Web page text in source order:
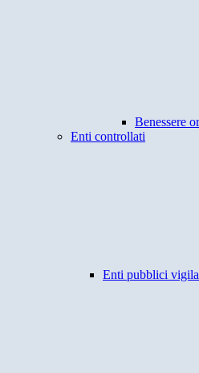
Benessere
Enti controllati
Enti pubblici